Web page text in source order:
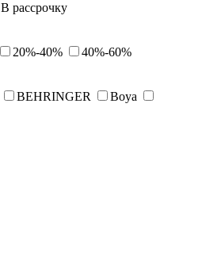
В рассрочку
20%-40%
40%-60%
BEHRINGER
Boya